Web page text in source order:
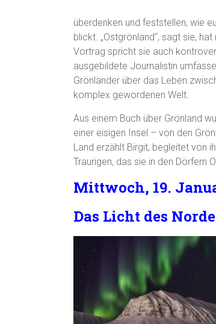
überdenken und feststellen, wie
blickt. „Ostgrönland“, sagt sie,
Vortrag spricht sie auch
ausgebildete Journalistin
Grönländer über das Leben
komplex gewordenen Welt.
Aus einem Buch über Grönland
einer eisigen Insel – von den
Land erzählt Birgit, begleitet von
Traurigen, das sie in den Dörfern
Mittwoch, 19.
Das Licht des